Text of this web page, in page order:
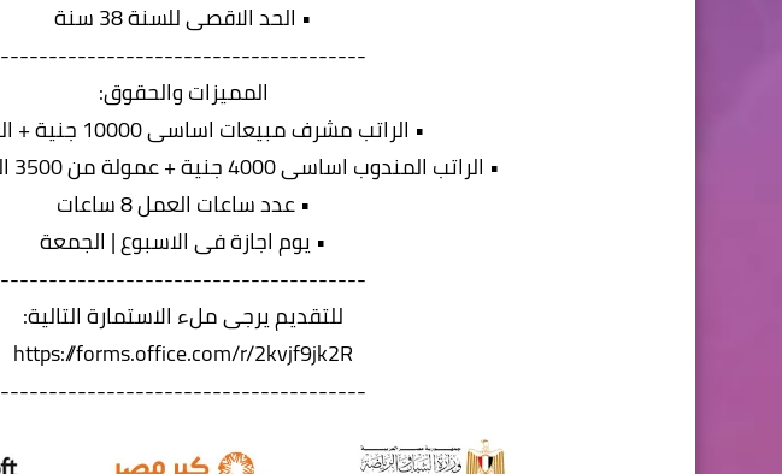
• الحد الاقصى للسنة 38 سنة
--------------------------------------
المميزات والحقوق:
• الراتب مشرف مبيعات اساسى 10000 جنية + العمولة
• الراتب المندوب اساسى 4000 جنية + عمولة من 3500 الى 20000 جنية
• عدد ساعات العمل 8 ساعات
• يوم اجازة فى الاسبوع | الجمعة
--------------------------------------
للتقديم يرجى ملء الاستمارة التالية:
https://forms.office.com/r/2kvjf9jk2R
--------------------------------------